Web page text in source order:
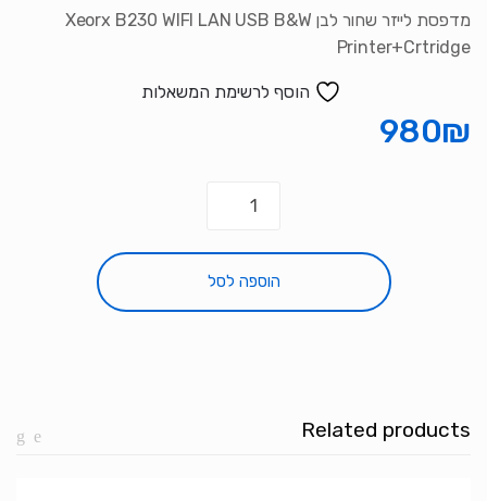
מדפסת לייזר שחור לבן Xeorx B230 WIFI LAN USB B&W
Printer+Crtridge
הוסף לרשימת המשאלות
980₪
כמות
מדפסת
לייזר
הוספה לסל
Related products